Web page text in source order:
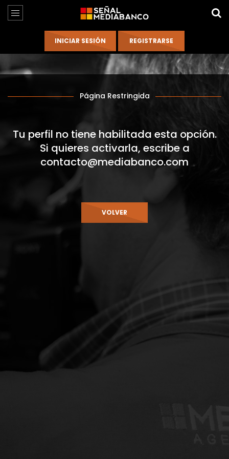
Página Restringida
Tu perfil no tiene habilitada esta opción.
Si quieres activarla, escribe a
contacto@mediabanco.com